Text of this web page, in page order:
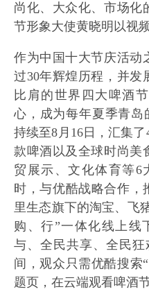
尚化、大众化、市场化
节形象大使黄晓明以视
作为中国十大节庆活动
过30年辉煌历程，并发
比肩的世界四大啤酒
心，成为每年夏季青岛
持续至8月16日，汇集
款啤酒以及全球时尚美
贸展示、文化体育等6
时，与优酷战略合作，
里生态旗下的淘宝、飞
购、行”一体化线上线
与、全民共享、全民
间，观众只需优酷搜索
题页，在云端观看啤酒